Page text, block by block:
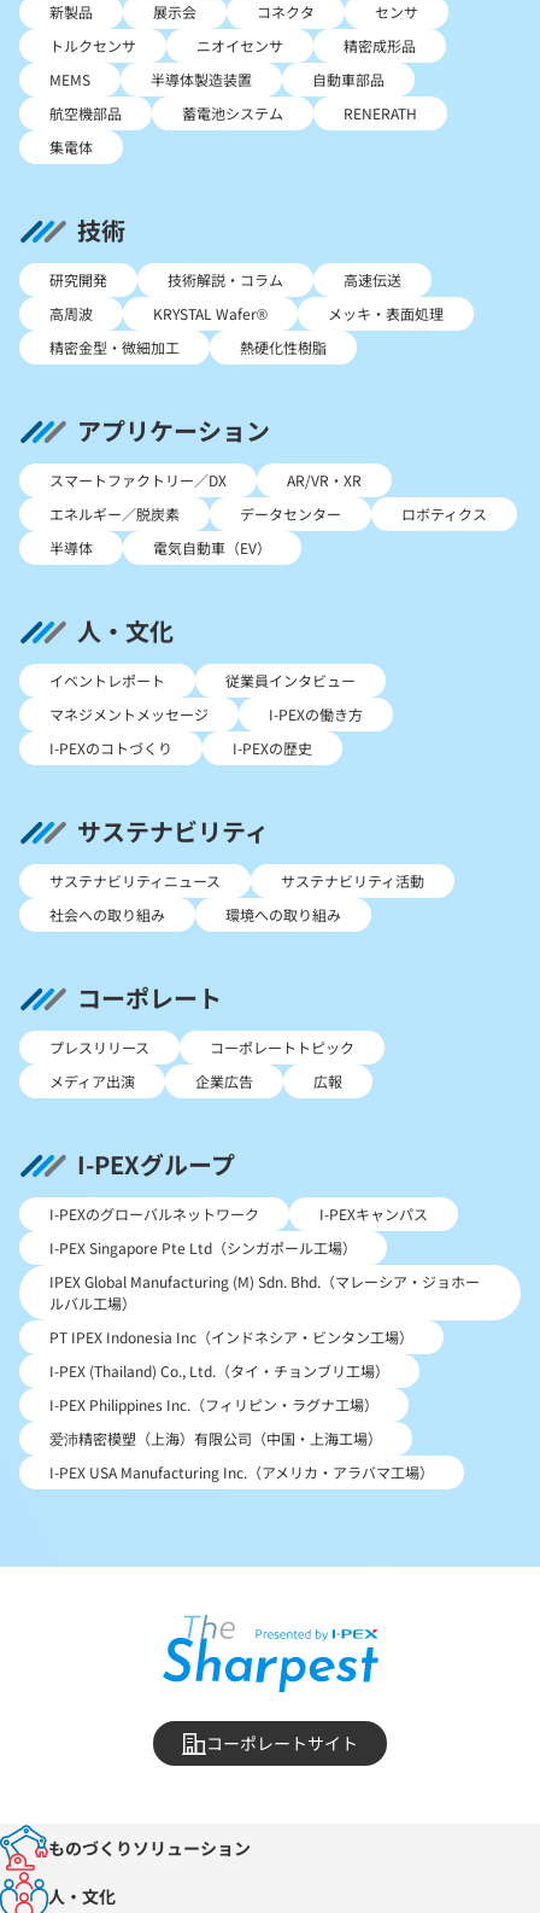
新製品 展示会 コネクタ
センサ
トルクセンサ
ニオイセンサ
精密成形品
MEMS
半導体製造装置
自動車部品
航空機部品
蓄電池システム
RENERATH
集電体
技術
研究開発 技術解説・コラム
高速伝送
高周波
KRYSTAL Wafer®
メッキ・表面処理
精密金型・微細加工
熱硬化性樹脂
アプリケーション
スマートファクトリー／DX
AR/VR・XR
エネルギー／脱炭素
データセンター
ロボティクス
半導体
電気自動車（EV）
人・文化
イベントレポート
従業員インタビュー
マネジメントメッセージ
I-PEXの働き方
I-PEXのコトづくり
I-PEXの歴史
サステナビリティ
サステナビリティニュース
サステナビリティ活動
社会への取り組み
環境への取り組み
コーポレート
プレスリリース
コーポレートトピック
メディア出演
企業広告 広報
I-PEXグループ
I-PEXのグローバルネットワーク
I-PEXキャンパス
I-PEX Singapore Pte Ltd（シンガポール工場）
IPEX Global Manufacturing (M) Sdn. Bhd.（マレーシア・ジョホー
ルバル工場）
PT IPEX Indonesia Inc（インドネシア・ビンタン工場）
I-PEX (Thailand) Co., Ltd.（タイ・チョンブリ工場）
I-PEX Philippines Inc.（フィリピン・ラグナ工場）
爱沛精密模塑（上海）有限公司（中国・上海工場）
I-PEX USA Manufacturing Inc.（アメリカ・アラバマ工場）
コーポレートサイト
ものづくりソリューション
人・文化